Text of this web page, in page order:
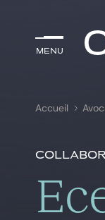
Menu
Menu
Accueil